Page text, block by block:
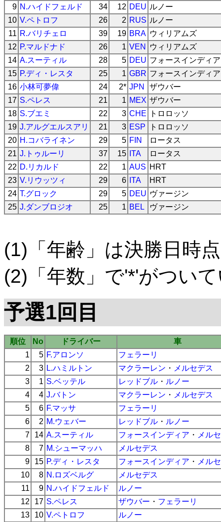
9 N.ハイドフェルド 34 12 DEU ルノー
10 V.ペトロフ 26 2 RUS ルノー
11 R.バリチェロ 39 19 BRA ウィリアムズ
12 P.マルドナド 26 1 VEN
ウィリアムズ
14 A.スーティル 28 5 DEU フォースインディア
15 P.ディ・レスタ 25 1 GBR フォースインディア
16 小林可夢偉 24 2* JPN
ザウバー
17 S.ペレス 21 1 MEX ザウバー
18 S.ブエミ 22 3 CHE
トロロッソ
19 J.アルグエルスアリ 21 3 ESP
トロロッソ
20 H.コバライネン 29 5 FIN
ロータス
21 J.トゥルーリ 37 15 ITA
ロータス
22 D.リカルド 22 1 AUS HRT
23 V.リウッツィ 29 6 ITA
HRT
24 T.グロック 29 5 DEU ヴァージン
25 J.ダンブロジオ 25 1 BEL ヴァージン
(1)「年齢」は決勝日時点
(2)「年数」で'*'がつい
予選1回目
順位 No ドライバー
車
1
5 F.アロンソ
フェラーリ
2
3 L.ハミルトン マクラーレン ・ メルセデス
3
1 S.ベッテル レッドブル ・ ルノー
4
4 J.バトン マクラーレン ・ メルセデス
5
6 F.マッサ
フェラーリ
6
2 M.ウェバー レッドブル ・ ルノー
7
14 A.スーティル フォースインディア ・ メル
8
7 M.シューマッハ
メルセデス
9
15 P.ディ・レスタ フォースインディア ・ メル
10
8 N.ロズベルグ
メルセデス
11
9 N.ハイドフェルド
ルノー
12
17 S.ペレス ザウバー ・ フェラーリ
13
10 V.ペトロフ
ルノー